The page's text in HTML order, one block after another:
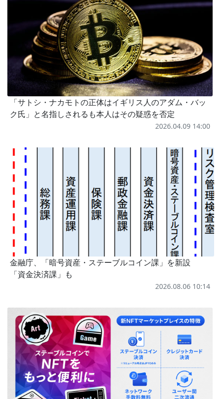
「サトシ・ナカモトの正体はイギリス人のアダム・バッ
ク氏」と名指しされるも本人はその疑惑を否定
2026.04.09 14:00
金融庁、「暗号資産・ステーブルコイン課」を新設
「資金決済課」も
2026.08.06 10:14